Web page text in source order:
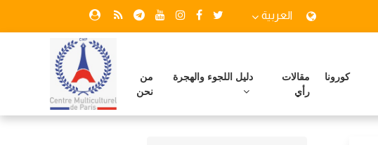
العربية
كورونا
مقالات
رأي
دليل اللجوء والهجرة
من
نحن